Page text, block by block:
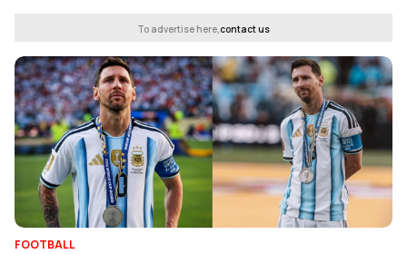
To advertise here,contact us
FOOTBALL